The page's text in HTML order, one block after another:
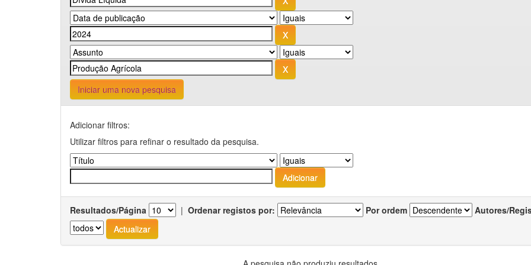
Iniciar uma nova pesquisa
Adicionar filtros:
Utilizar filtros para refinar o resultado da pesquisa.
Resultados/Página | Ordenar registos por: Por ordem Autores/